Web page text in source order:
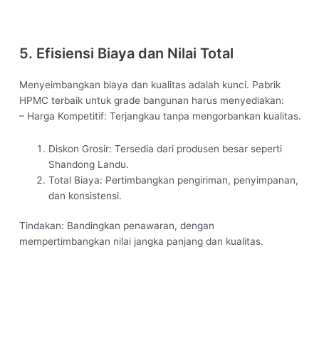
5. Efisiensi Biaya dan Nilai Total
Menyeimbangkan biaya dan kualitas adalah kunci. Pabrik
HPMC terbaik untuk grade bangunan harus menyediakan:
– Harga Kompetitif: Terjangkau tanpa mengorbankan kualitas.
Diskon Grosir: Tersedia dari produsen besar seperti
Shandong Landu.
Total Biaya: Pertimbangkan pengiriman, penyimpanan,
dan konsistensi.
Tindakan: Bandingkan penawaran, dengan
mempertimbangkan nilai jangka panjang dan kualitas.